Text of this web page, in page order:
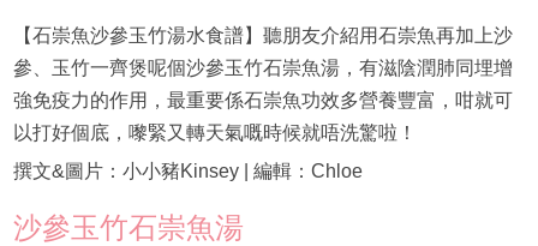
【石崇魚沙參玉竹湯水食譜】聽朋友介紹用石崇魚再加上沙
參、玉竹一齊煲呢個沙參玉竹石崇魚湯，有滋陰潤肺同埋增
強免疫力的作用，最重要係石崇魚功效多營養豐富，咁就可
以打好個底，嚟緊又轉天氣嘅時候就唔洗驚啦！
撰文&圖片：小小豬Kinsey | 編輯：Chloe
沙參玉竹石崇魚湯